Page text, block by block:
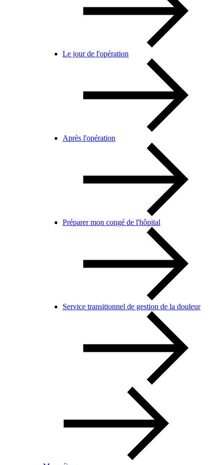
Le jour de l'opération
Après l'opération
Préparer mon congé de l'hôpital
Service transitionnel de gestion de la douleur